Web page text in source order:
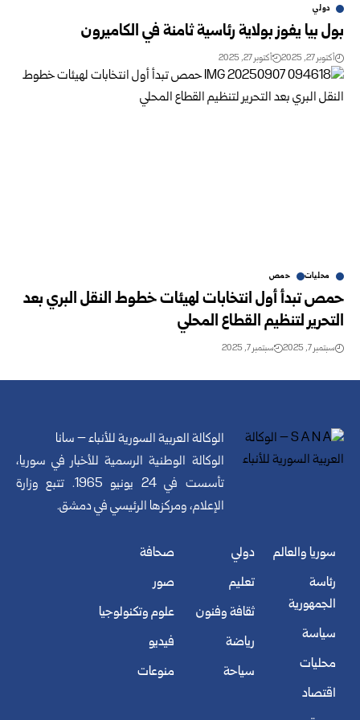
دولي
بول بيا يفوز بولاية رئاسية ثامنة في الكاميرون
أكتوبر 27, 2025 أكتوبر 27, 2025
محليات حمص
حمص تبدأ أول انتخابات لهيئات خطوط النقل البري بعد
التحرير لتنظيم القطاع المحلي
سبتمبر 7, 2025 سبتمبر 7, 2025
الوكالة العربية السورية للأنباء – سانا
الوكالة الوطنية الرسمية للأخبار في سوريا،
تأسست في 24 يونيو 1965. تتبع وزارة
الإعلام، ومركزها الرئيسي في دمشق.
سوريا والعالم
رئاسة
الجمهورية
سياسة
محليات
اقتصاد
دولي
تعليم
ثقافة وفنون
رياضة
سياحة
صحافة
صور
علوم وتكنولوجيا
فيديو
منوعات